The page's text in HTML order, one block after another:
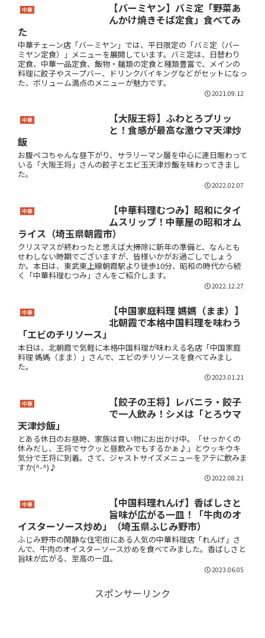
中華
【バーミヤン】バミ定「野菜あ
んかけ焼きそば定食」食べてみ
た
中華チェーン店「バーミヤン」では、平日限定の「バミ定（バー
ミヤン定食）」メニューを展開しています。バミ定は、日替わり
定食、中華一品定食、飯物・麺類の定食と種類豊富で、メインの
料理に餃子やスープバー、ドリンクバイキングなどがセットになっ
た、ボリューム満点のメニューが魅力です。
2021.09.12
中華
【大阪王将】ふわとろプリッ
と！食感が最高な激ウマ天津炒
飯
お腹ペコちゃんな昼下がり、サラリーマン層を中心に連日賑わって
いる「大阪王将」さんの餃子とエビ玉天津炒飯を味わってきまし
た。
2022.02.07
中華
【中華料理むつみ】昭和にタイ
ムスリップ！中華屋の昭和オム
ライス（埼玉県朝霞市）
クリスマスが終わったと思えば大掃除に新年の準備と、なんとも
せわしない時期でございますが、皆様いかがお過ごしでしょう
か。本日は、東武東上線朝霞駅より徒歩10分、昭和の時代から続
く「中華料理むつみ」さんをご紹介します。
2022.12.27
中華
【中国家庭料理 媽媽（まま）】
北朝霞で本格中国料理を味わう
「エビのチリソース」
本日は、北朝霞で気軽に本格中国料理が味わえる名店「中国家庭
料理 媽媽（まま）」さんで、エビのチリソースを食べてみまし
た。
2023.01.21
中華
【餃子の王将】レバニラ・餃子
で一人飲み！シメは「とろウマ
天津炒飯」
とある休日のお昼時、家族は買い物にお出かけ中。「せっかくの
休みだし、王将でサクッと昼飲みでもするかぁ♪」とウッキウキ
気分で王将に到着。さて、ジャストサイズメニューをアテに飲みま
すか(^-^)♪
2022.08.21
中華
【中国料理れんげ】香ばしさと
旨味が広がる一皿！「牛肉のオ
イスターソース炒め」（埼玉県ふじみ野市）
ふじみ野市の閑静な住宅街にある人気の中華料理店「れんげ」さ
んで、牛肉のオイスターソース炒めを食べてみました。香ばしさと
旨味が広がる、至高の一皿。
2023.06.05
スポンサーリンク